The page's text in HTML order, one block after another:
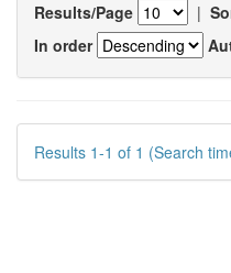
Results/Page |
In order
Results 1-1 of 1 (Search